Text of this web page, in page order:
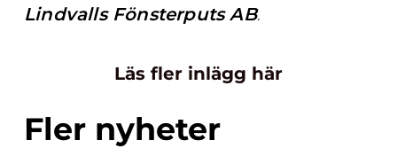
Lindvalls Fönsterputs AB.
Läs fler inlägg här
Fler nyheter